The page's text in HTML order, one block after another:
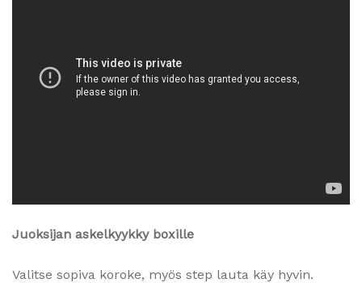
Juoksijan askelkyykky boxille
Valitse sopiva koroke, myös step lauta käy hyvin.